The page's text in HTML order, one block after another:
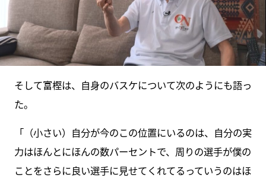
そして富樫は、自身のバスケについて次のようにも語っ
た。
「（小さい）自分が今のこの位置にいるのは、自分の実
力はほんとにほんの数パーセントで、周りの選手が僕の
ことをさらに良い選手に見せてくれてるっていうのはほ